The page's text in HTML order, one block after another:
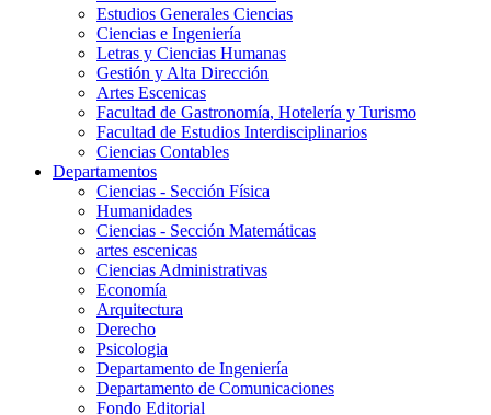
Estudios Generales Ciencias
Ciencias e Ingeniería
Letras y Ciencias Humanas
Gestión y Alta Dirección
Artes Escenicas
Facultad de Gastronomía, Hotelería y Turismo
Facultad de Estudios Interdisciplinarios
Ciencias Contables
Departamentos
Ciencias - Sección Física
Humanidades
Ciencias - Sección Matemáticas
artes escenicas
Ciencias Administrativas
Economía
Arquitectura
Derecho
Psicologia
Departamento de Ingeniería
Departamento de Comunicaciones
Fondo Editorial